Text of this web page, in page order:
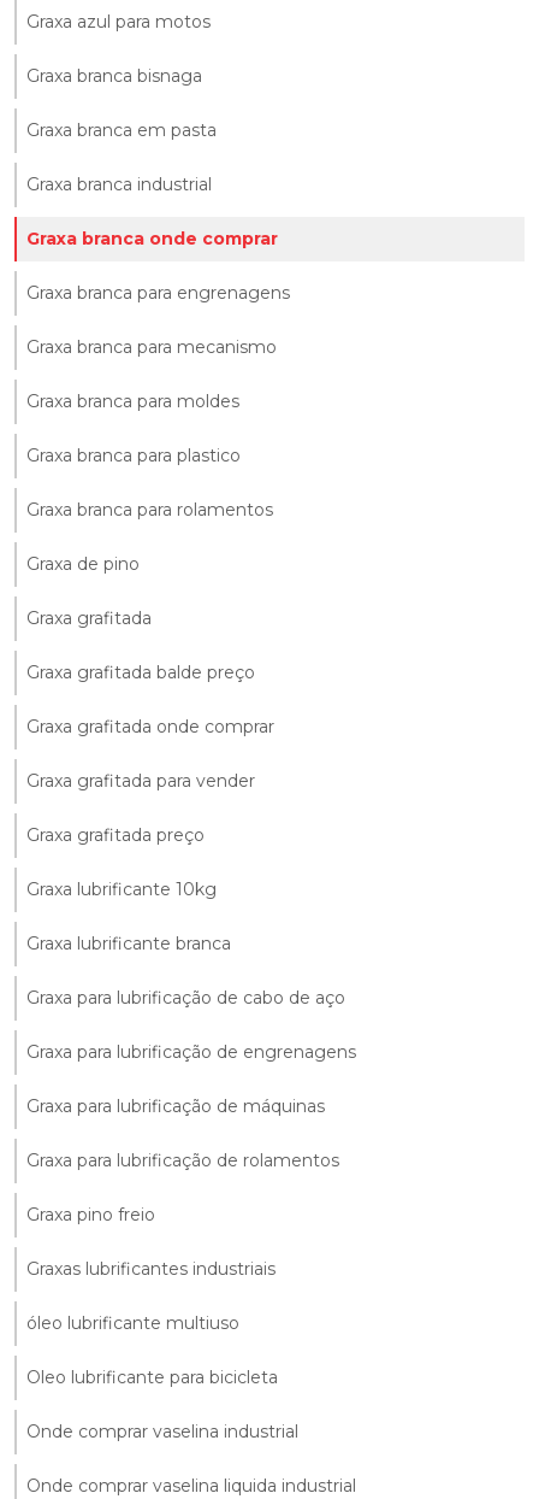
Graxa azul para motos
Graxa branca bisnaga
Graxa branca em pasta
Graxa branca industrial
Graxa branca onde comprar
Graxa branca para engrenagens
Graxa branca para mecanismo
Graxa branca para moldes
Graxa branca para plastico
Graxa branca para rolamentos
Graxa de pino
Graxa grafitada
Graxa grafitada balde preço
Graxa grafitada onde comprar
Graxa grafitada para vender
Graxa grafitada preço
Graxa lubrificante 10kg
Graxa lubrificante branca
Graxa para lubrificação de cabo de aço
Graxa para lubrificação de engrenagens
Graxa para lubrificação de máquinas
Graxa para lubrificação de rolamentos
Graxa pino freio
Graxas lubrificantes industriais
óleo lubrificante multiuso
Oleo lubrificante para bicicleta
Onde comprar vaselina industrial
Onde comprar vaselina liquida industrial